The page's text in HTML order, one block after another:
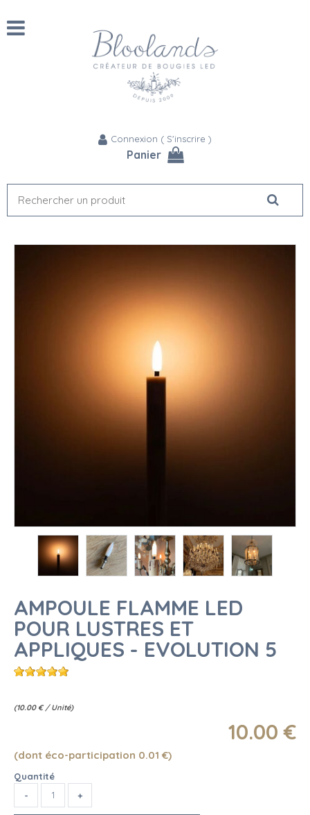
Connexion ( S'inscrire )
Panier
AMPOULE FLAMME LED
POUR LUSTRES ET
APPLIQUES - EVOLUTION 5
(10.00 € / Unité)
10.00 €
(dont éco-participation 0.01 €)
Quantité